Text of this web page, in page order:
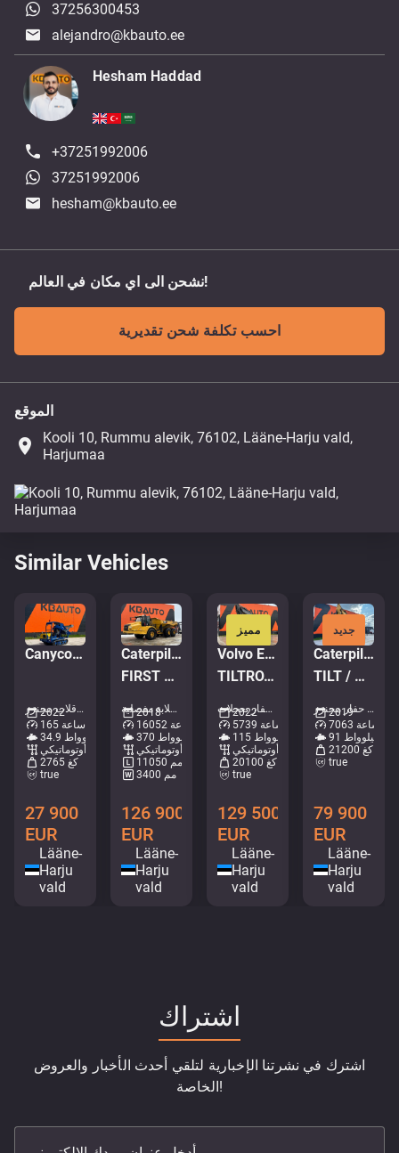
37256300453
alejandro@kbauto.ee
Hesham Haddad
+37251992006
37251992006
hesham@kbauto.ee
نشحن الى اي مكان في العالم!
احسب تكلفة شحن تقديرية
الموقع
place
Kooli 10, Rummu alevik, 76102, Lääne-Harju vald,
Harjumaa
Similar Vehicles
Canycom S 300
قلابات - قلاب مجنزر • M623-2989
2022
165 ساعة
34.9 كيلوواط
أوتوماتيكي
2765 كغ
true
27 900
EUR
Lääne-
Harju
vald
Caterpillar 745 6x6
FIRST REG 11.2020 / AC / BOX L=5762 mm
قلابات - شاحنة قلابة مفصلية (ADT) • M932-5430
2018
16052 ساعة
370 كيلوواط
أوتوماتيكي
11050 مم
3400 مم
126 900
EUR
Lääne-
Harju
vald
مميز
Volvo EWR 170 E
TILTROTATOR / AC / CENTRAL LUBRICATION
حفارات - حفار بعجلات • M727-9473
2022
5739 ساعة
115 كيلوواط
أوتوماتيكي
20100 كغ
true
129 500
EUR
Lääne-
Harju
vald
جديد
Caterpillar 320 GC
TILT / AC / CENTRAL LUBRICATION
حفارات - حفار مجنزر • M199-2748
2019
7063 ساعة
91 كيلوواط
21200 كغ
true
79 900
EUR
Lääne-
Harju
vald
اشتراك
اشترك في نشرتنا الإخبارية لتلقي أحدث الأخبار والعروض
الخاصة!